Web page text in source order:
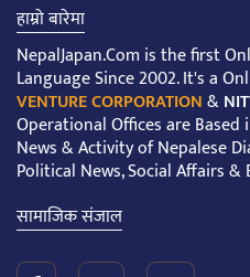
हाम्रो बारेमा
NepalJapan.Com is the first
Language Since 2002. It's a
VENTURE CORPORATION&
Operational Offices are Based
News & Activity of Nepalese
Political News, Social Affairs
सामाजिक संजाल